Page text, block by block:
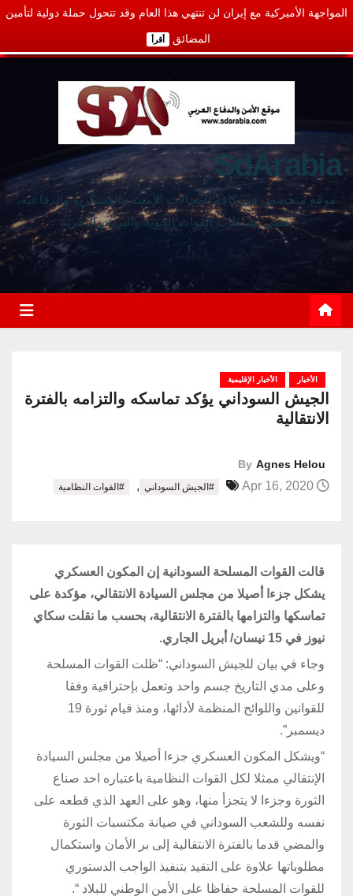
المواجهة الأميركية مع إيران لن تنتهي هذا العام وقد تتحول حملة دولية لتأمين
المضائق أقرأ
SdArabia
موقع متخصص في كافة المجالات الأمنية والعسكرية والدفاعية،
يغطي نشاطات القوات الجوية والبرية والبحرية
الأخبار الأخبار الإقليمية
الجيش السوداني يؤكد تماسكه والتزامه بالفترة
الانتقالية
By Agnes Helou
#الجيش السوداني , #القوات النظامية
قالت القوات المسلحة السودانية إن المكون العسكري
يشكل جزءا أصيلا من مجلس السيادة الانتقالي، مؤكدة على
تماسكها والتزامها بالفترة الانتقالية، بحسب ما نقلت سكاي
نيوز في 15 نيسان/ أبريل الجاري.
وجاء في بيان للجيش السوداني: “ظلت القوات المسلحة
وعلى مدي التاريخ جسم واحد وتعمل بإحترافية وفقا
للقوانين واللوائح المنظمة لأدائها، ومنذ قيام ثورة 19
ديسمبر”.
“ويشكل المكون العسكري جزءا أصيلا من مجلس السيادة
الإنتقالي ممثلا لكل القوات النظامية باعتباره احد صناع
الثورة وجزءا لا يتجزأ منها، وهو على العهد الذي قطعه على
نفسه وللشعب السوداني في صيانة مكتسبات الثورة
والمضي قدما بالفترة الانتقالية إلى بر الأمان واستكمال
مطلوباتها علاوة على التقيد بتنفيذ الواجب الدستوري
للقوات المسلحة حفاظا على الأمن الوطني للبلاد “.